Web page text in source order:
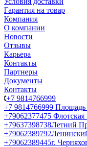
Гарантия на товар
Компания
О компании
Новости
Отзывы
Карьера
Контакты
Партнеры
Документы
Контакты
+7 9814766999
+7 9814766999
+79062377475 Флотская
+79637398738Летний
+79062389792
+79062389445г.